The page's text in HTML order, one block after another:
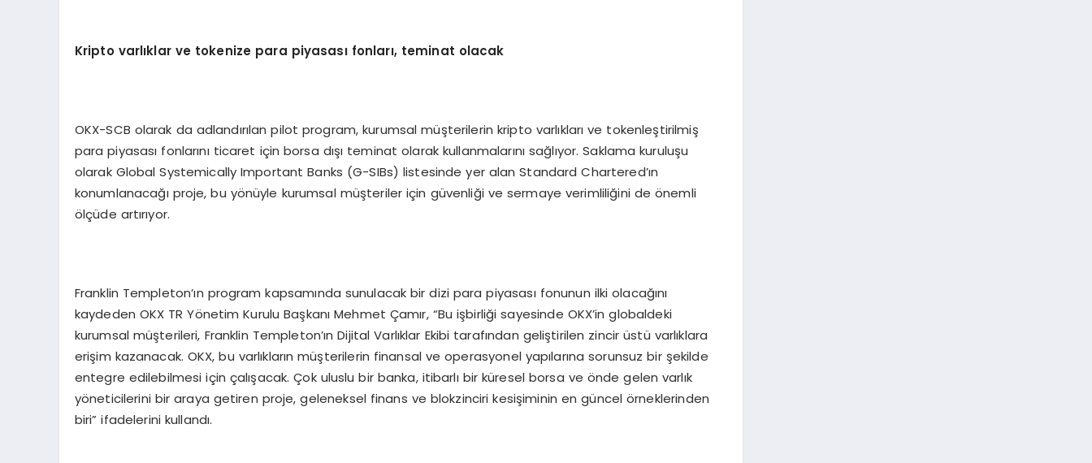
Kripto varlıklar ve tokenize para piyasası fonları, teminat olacak
OKX-SCB olarak da adlandırılan pilot program, kurumsal müşterilerin kripto varlıkları ve tokenleştirilmiş
para piyasası fonlarını ticaret için borsa dışı teminat olarak kullanmalarını sağlıyor. Saklama kuruluşu
olarak Global Systemically Important Banks (G-SIBs) listesinde yer alan Standard Chartered’ın
konumlanacağı proje, bu yönüyle kurumsal müşteriler için güvenliği ve sermaye verimliliğini de önemli
ölçüde artırıyor.
Franklin Templeton’ın program kapsamında sunulacak bir dizi para piyasası fonunun ilki olacağını
kaydeden OKX TR Yönetim Kurulu Başkanı Mehmet Çamır, “Bu işbirliği sayesinde OKX’in globaldeki
kurumsal müşterileri, Franklin Templeton’ın Dijital Varlıklar Ekibi tarafından geliştirilen zincir üstü varlıklara
erişim kazanacak. OKX, bu varlıkların müşterilerin finansal ve operasyonel yapılarına sorunsuz bir şekilde
entegre edilebilmesi için çalışacak. Çok uluslu bir banka, itibarlı bir küresel borsa ve önde gelen varlık
yöneticilerini bir araya getiren proje, geleneksel finans ve blokzinciri kesişiminin en güncel örneklerinden
biri” ifadelerini kullandı.